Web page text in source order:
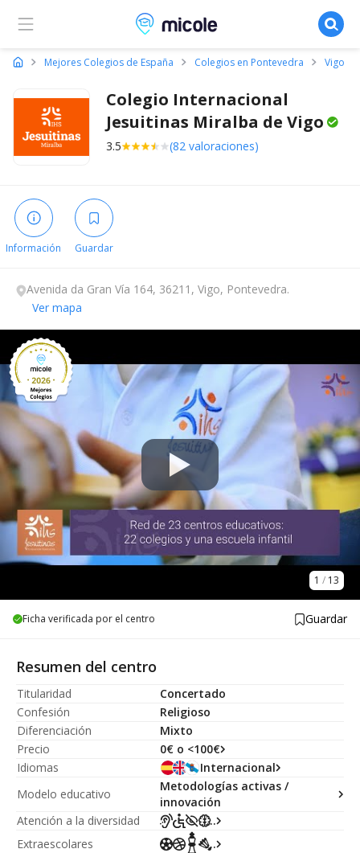
Micole, buscador de colegios
Mejores Colegios de España Colegios en Pontevedra Vigo
Colegio Internacional
Jesuitinas Miralba de Vigo
3.5 (82 valoraciones)
Información Guardar
Avenida da Gran Vía 164, 36211, Vigo, Pontevedra.
Ver mapa
1 / 13
Ficha verificada por el centro Guardar
Resumen del centro
Titularidad
Concertado
Confesión
Religioso
Diferenciación
Mixto
Precio
0€ o <100€
Idiomas
Internacional
Modelo educativo
Metodologías activas /
innovación
Atención a la diversidad
...
Extraescolares
...